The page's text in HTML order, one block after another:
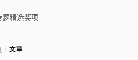
题精选奖项
› 文章